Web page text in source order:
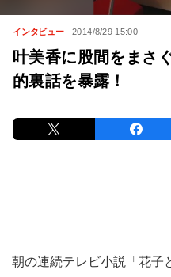
インタビュー 2014/8/29 15:00
叶美香に股間をまさ
的裏話を暴露！
朝の連続テレビ小説「花子